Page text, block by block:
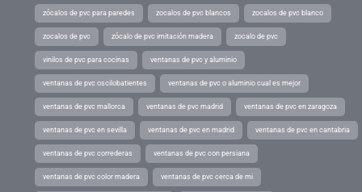
zócalos de pvc para paredes zocalos de pvc blancos zocalos de pvc blanco
zocalos de pvc zócalo de pvc imitación madera zocalo de pvc
vinilos de pvc para cocinas ventanas de pvc y aluminio
ventanas de pvc oscilobatientes ventanas de pvc o aluminio cual es mejor
ventanas de pvc mallorca ventanas de pvc madrid ventanas de pvc en zaragoza
ventanas de pvc en sevilla ventanas de pvc en madrid ventanas de pvc en cantabria
ventanas de pvc correderas ventanas de pvc con persiana
ventanas de pvc color madera ventanas de pvc cerca de mi